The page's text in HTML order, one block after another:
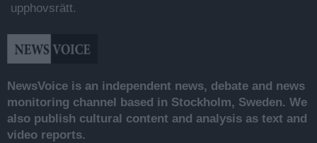
upphovsrätt.
NewsVoice is an independent news, debate and news
monitoring channel based in Stockholm, Sweden. We
also publish cultural content and analysis as text and
video reports.